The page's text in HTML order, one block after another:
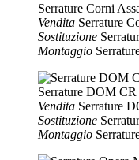
Serrature Corni
Vendita Serrature
Sostituzione
Montaggio
Serrature DOM
Vendita Serrature
Sostituzione
Montaggio